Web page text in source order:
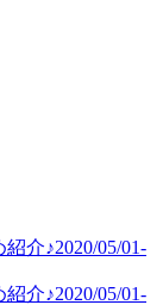
介♪2020/05/01-
介♪2020/05/01-